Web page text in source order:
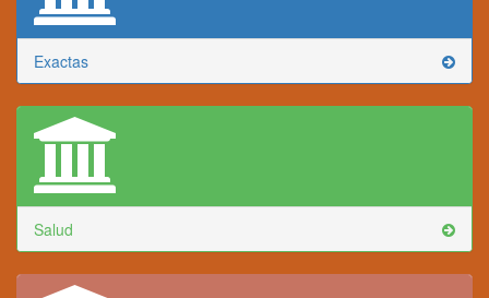
Exactas
Salud